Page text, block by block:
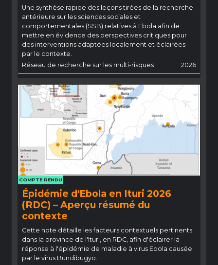
Une synthèse rapide des leçons tirées de la recherche
antérieure sur les sciences sociales et
comportementales (SSB) relatives à Ebola afin de
mettre en évidence des perspectives critiques pour
des interventions adaptées localement et éclairées
par le contexte.
Réseau de recherche sur les multi-risques
2026
COMPTE RENDU
Épidémie d'Ebola en Ituri 2026
(RDC) – Aperçu résumé du
contexte
Cette note détaille les facteurs contextuels pertinents
dans la province de l'Ituri, en RDC, afin d'éclairer la
réponse à l'épidémie de maladie à virus Ebola causée
par le virus Bundibugyo.